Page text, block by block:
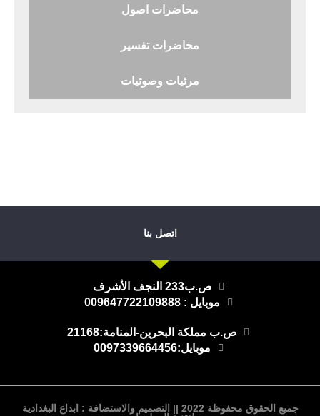
محاضرات اصول
محاضرات تفسير
مرئيات وصوتيات
اتصل بنا
ص.ب233 النجف الأشرف
موبايل : 009647722109888
ص.ب مملكة البحرين-المنامة:21168
موبايل:0097339664456
جميع الحقوق محفوظة 2022 || التصميم والاستضافة : ابداع البغدادية